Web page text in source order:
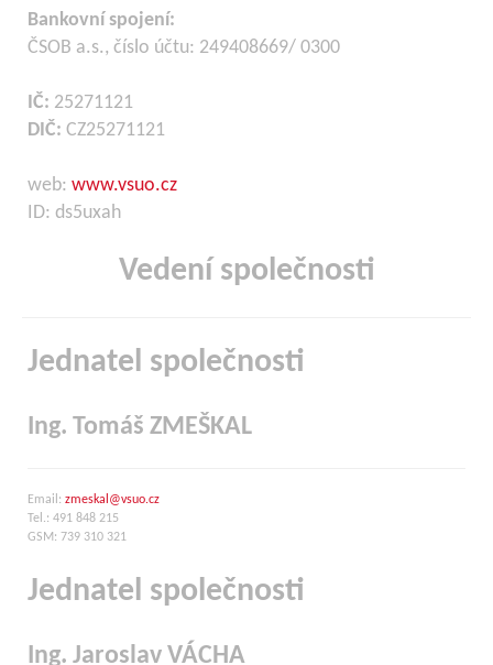
Bankovní spojení:
ČSOB a.s., číslo účtu: 249408669/ 0300
IČ: 25271121
DIČ: CZ25271121
web: www.vsuo.cz
ID: ds5uxah
Vedení společnosti
Jednatel společnosti
Ing. Tomáš ZMEŠKAL
Email: zmeskal@vsuo.cz
Tel.: 491 848 215
GSM: 739 310 321
Jednatel společnosti
Ing. Jaroslav VÁCHA